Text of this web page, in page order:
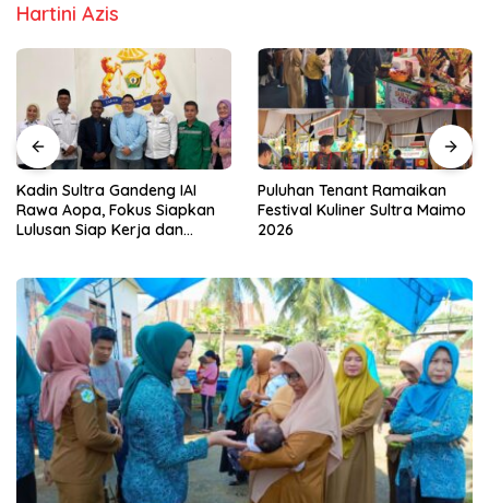
Hartini Azis
Kadin Sultra Gandeng IAI
Rawa Aopa, Fokus Siapkan
Lulusan Siap Kerja dan
Puluhan Tenant Ramaikan
Festival Kuliner Sultra Maimo
2026